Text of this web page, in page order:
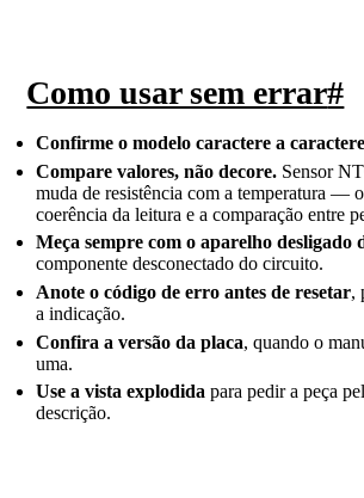
Como usar sem errar#
Confirme o modelo caractere a caractere
Compare valores, não decore. Sensor
muda de resistência com a temperatura —
coerência da leitura e a comparação entre
Meça sempre com o aparelho desligado
componente desconectado do circuito.
Anote o código de erro antes de resetar,
a indicação.
Confira a versão da placa, quando o
uma.
Use a vista explodida para pedir a peça
descrição.